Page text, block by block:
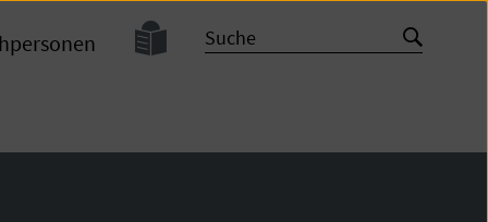
Leichte
Sprache
Suche
Suche
starten